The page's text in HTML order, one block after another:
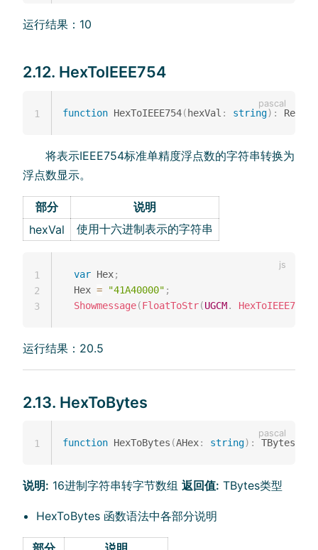
运行结果：10
2.12. HexToIEEE754
function HexToIEEE754(hexVal : string) : Real
1
将表示IEEE754标准单精度浮点数的字符串转换为
浮点数显示。
部分
说明
hexVal
使用十六进制表示的字符串
var Hex;
  Hex
= "41A40000" ;
Showmessage(FloatToStr(UGCM. HexToIEEE754
1
2
3
运行结果：20.5
2.13. HexToBytes
function HexToBytes (AHex: string) : TBytes
1
说明: 16进制字符串转字节数组 返回值: TBytes类型
HexToBytes 函数语法中各部分说明